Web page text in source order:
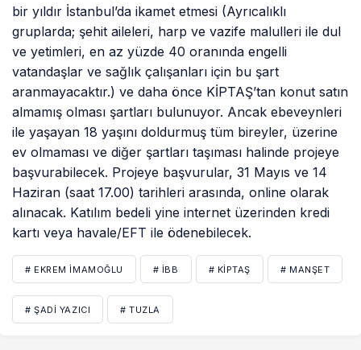
bir yıldır İstanbul’da ikamet etmesi (Ayrıcalıklı
gruplarda; şehit aileleri, harp ve vazife malulleri ile dul
ve yetimleri, en az yüzde 40 oranında engelli
vatandaşlar ve sağlık çalışanları için bu şart
aranmayacaktır.) ve daha önce KİPTAŞ’tan konut satın
almamış olması şartları bulunuyor. Ancak ebeveynleri
ile yaşayan 18 yaşını doldurmuş tüm bireyler, üzerine
ev olmaması ve diğer şartları taşıması halinde projeye
başvurabilecek. Projeye başvurular, 31 Mayıs ve 14
Haziran (saat 17.00) tarihleri arasında, online olarak
alınacak. Katılım bedeli yine internet üzerinden kredi
kartı veya havale/EFT ile ödenebilecek.
# EKREM İMAMOĞLU # İBB # KİPTAŞ # MANŞET
# ŞADI YAZICI # TUZLA